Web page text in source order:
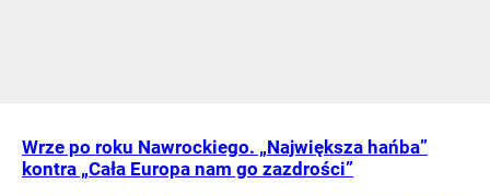
Wrze po roku Nawrockiego. „Największa hańba”
kontra „Cała Europa nam go zazdrości”